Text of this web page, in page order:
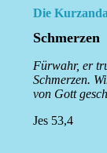
Die
Schmerzen
Fürwahr, er
Schmerzen.
von Gott
Jes 53,4